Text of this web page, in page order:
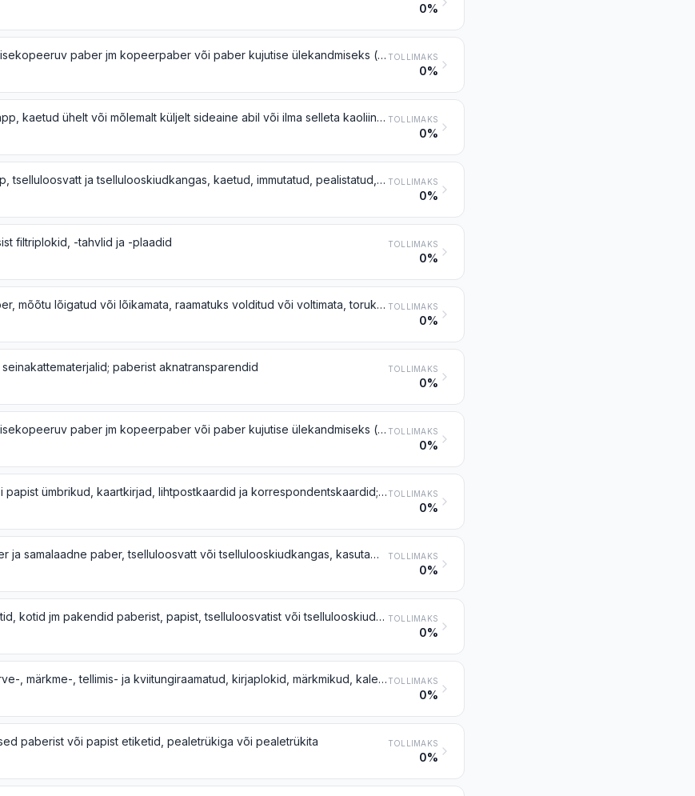
0%
Söepaber, isekopeeruv paber jm kopeerpaber või paber kujutise ülekandmiseks (sh kaetud või immutatud paber paljundusabloonideks või ofsetivormideks), pealetrükiga või pealetrükita, rullides või lehtedena TOLLIMAKS
0%
Paber ja papp, kaetud ühelt või mõlemalt küljelt sideaine abil või ilma selleta kaoliini või muude anorgaaniliste ainetega, ilma muu katteta, värvitud või dekoreeritud pinnaga või ilma, pealetrükiga või pealetrükita, rullides või ristkülikukujuliste (k.a ruut) lehtedena, mis tahes formaadis TOLLIMAKS
0%
Paber, papp, tselluloosvatt ja tsellulooskiudkangas, kaetud, immutatud, pealistatud, värvitud või dekoreeritud pinnaga või pealetrükiga, rullides või ristkülikukujuliste (k.a ruut) lehtedena, v.a rubriigi 4803, 4809 või 4810 kaubad TOLLIMAKS
0%
filtriplokid, -tahvlid ja -plaadid TOLLIMAKS
0%
Sigaretipaber, mõõtu lõigatud või lõikamata, raamatuks volditud või voltimata, toruks vormitud või vormimata TOLLIMAKS
0%
paberist aknatransparendid TOLLIMAKS
0%
Söepaber, isekopeeruv paber jm kopeerpaber või paber kujutise ülekandmiseks (v.a rubriigis 4809 nimetatud), paberist paljundusabloonid ja ofsetivormid, karpides või lahtiselt TOLLIMAKS
0%
Paberist või papist ümbrikud, kaartkirjad, lihtpostkaardid ja korrespondentskaardid; paberist või papist karbid, kotid, taskud ja kirjakomplektid, mis sisaldavad valiku paberikaupu TOLLIMAKS
0%
Tualettpaber ja samalaadne paber, tselluloosvatt või tsellulooskiudkangas, kasutamiseks majapidamises või hügieenitarbena, rullides laiusega kuni 36 cm või mõõtu või vormi lõigatud; taskurätikud, puhastus- ja käterätikud, laudlinad, salvrätikud, voodilinad jms paberist, paberimassist, tselluloosvatist või tsellulooskiudkangast majapidamis-, hügieeni- või haiglatarbed, rõivad ja rõivamanused TOLLIMAKS
0%
Karbid, kastid, kotid jm pakendid paberist, papist, tselluloosvatist või tsellulooskiudkangast; dokumendivutlarid, kirjaalused jms paberist või papist kontori-, kaupluse- jm tarbed TOLLIMAKS
0%
Registri-, arve-, märkme-, tellimis- ja kviitungiraamatud, kirjaplokid, märkmikud, kalenderpäevikud ja -märkmikud jms tooted, vihikud, kuivatuspaberiplokid, kiirköitjad (eraldatavate lehtedega vm), mapid, kaustad, äriblanketid, kopeervahelehtedega komplektid jm paberist või papist kirjatarbed; albumid näidiste või kollektsioonide jaoks, raamatuümbrised, paberist või papist TOLLIMAKS
0%
paberist või papist etiketid, pealetrükiga või pealetrükita TOLLIMAKS
0%